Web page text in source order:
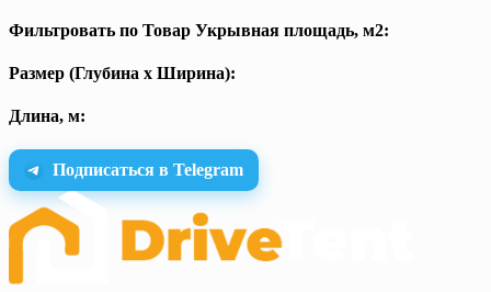
Фильтровать по Товар Укрывная площадь, м2:
Размер (Глубина х Ширина):
Длина, м:
Подписаться в Telegram